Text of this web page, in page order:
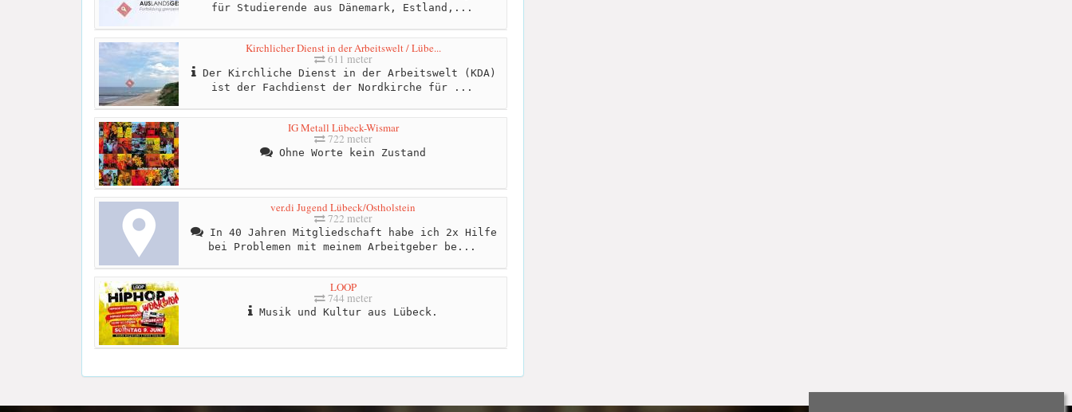
für Studierende aus Dänemark, Estland,...
Kirchlicher Dienst in der Arbeitswelt / Lübe...
611 meter
Der Kirchliche Dienst in der Arbeitswelt (KDA)
ist der Fachdienst der Nordkirche für ...
IG Metall Lübeck-Wismar
722 meter
Ohne Worte kein Zustand
ver.di Jugend Lübeck/Ostholstein
722 meter
In 40 Jahren Mitgliedschaft habe ich 2x Hilfe
bei Problemen mit meinem Arbeitgeber be...
LOOP
744 meter
Musik und Kultur aus Lübeck.